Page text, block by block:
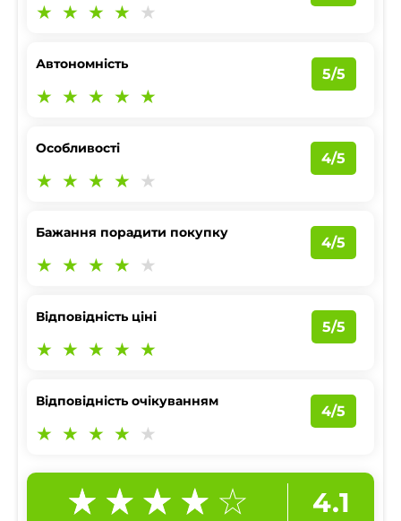
Автономність
5/5
Особливості
4/5
Бажання порадити покупку
4/5
Відповідність ціні
5/5
Відповідність очікуванням
4/5
4.1